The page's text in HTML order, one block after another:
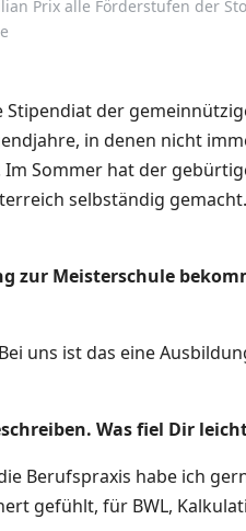
Prix alle Förderstufen der
der
in denen nicht
Sommer hat der
selbständig
zur Meisterschule
uns ist das eine
Was fiel Dir
Berufspraxis habe ich
gefühlt, für BWL,